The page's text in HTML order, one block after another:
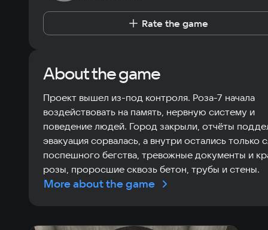
Rate the game
About the game
Проект вышел из-под контроля. Роза-7 начала
воздействовать на память, нервную систему и
поведение людей. Город закрыли, отчёты
эвакуация сорвалась, а внутри остались только
поспешного бегства, тревожные документы и
розы, проросшие сквозь бетон, трубы и стены.
More about the game